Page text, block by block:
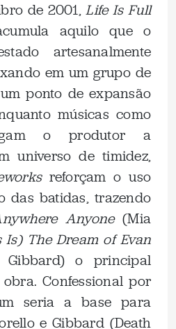
de 2001,Life Is Full
aquilo que o
artesanalmente
em um grupo de
ponto de expansão
músicas como
o produtor a
universo de timidez,
reforçam o uso
das batidas, trazendo
Anyone(Mia
Is) The Dream of Evan
o principal
Confessional por
seria a base para
e Gibbard (Death